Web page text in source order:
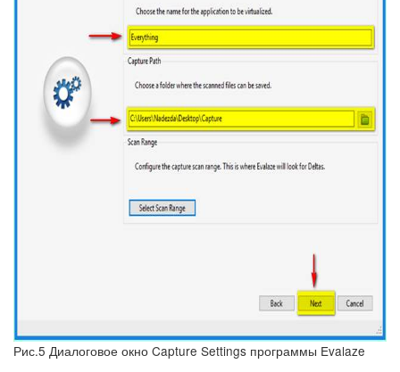
Рис.5 Диалоговое окно Capture Settings программы Evalaze